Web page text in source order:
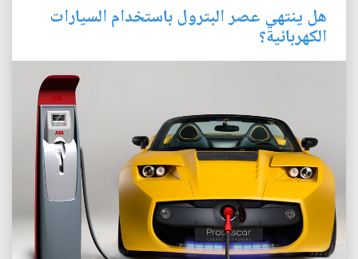
هل ينتهي عصر البترول باستخدام السيارات
الكهربائية؟